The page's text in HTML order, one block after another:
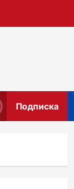
Подписка